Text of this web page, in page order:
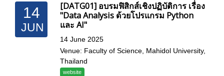
14
JUN
[DATG01] อบรมฟิสิกส์เชิงปฏิบัติการ เรื่อง
"Data Analysis ด้วยโปรแกรม Python
และ AI"
14 June 2025
Venue: Faculty of Science, Mahidol University,
Thailand
website